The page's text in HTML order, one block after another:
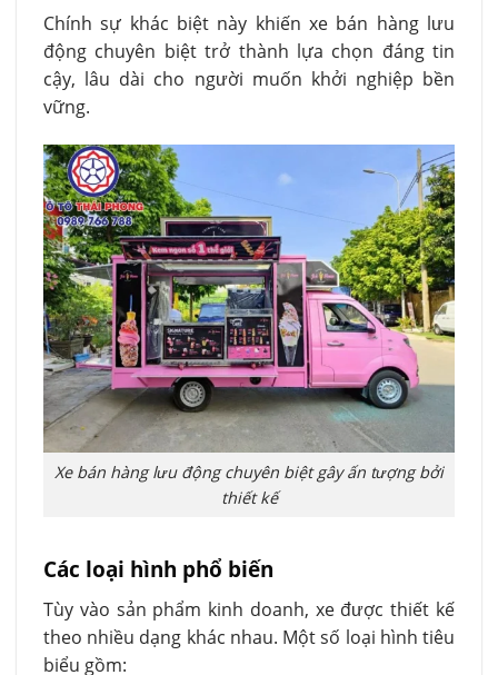
Chính sự khác biệt này khiến xe bán hàng lưu
động chuyên biệt trở thành lựa chọn đáng tin
cậy, lâu dài cho người muốn khởi nghiệp bền
vững.
Xe bán hàng lưu động chuyên biệt gây ấn tượng bởi
thiết kế
Các loại hình phổ biến
Tùy vào sản phẩm kinh doanh, xe được thiết kế
theo nhiều dạng khác nhau. Một số loại hình tiêu
biểu gồm: